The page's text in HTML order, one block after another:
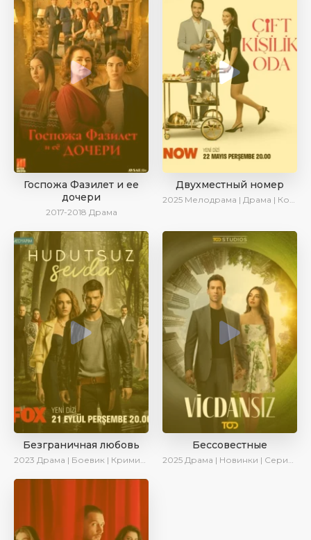
Госпожа Фазилет и ее
дочери
2017-2018 Драма
Двухместный номер
2025 Мелодрама | Драма | Комедия | AlisaDirilis | Новинки | Сериалы 2025
Безграничная любовь
2023 Драма | Боевик | Криминал | SesDizi | Сериалы 2023
Бессовестные
2025 Драма | Новинки | Сериалы 2025